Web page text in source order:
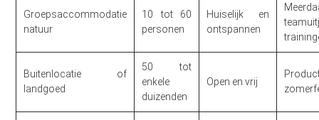
Groepsaccommodatie
natuur
10 tot 60
personen
Huiselijk en
ontspannen
Buitenlocatie of
landgoed
50 tot
enkele
duizenden
Open en vrij